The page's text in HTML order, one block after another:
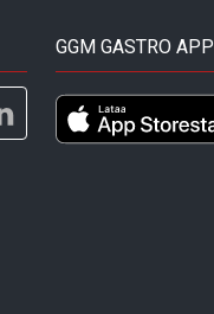
GGM GASTRO APP